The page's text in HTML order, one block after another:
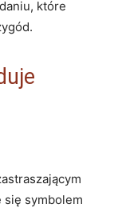
które
symbolem